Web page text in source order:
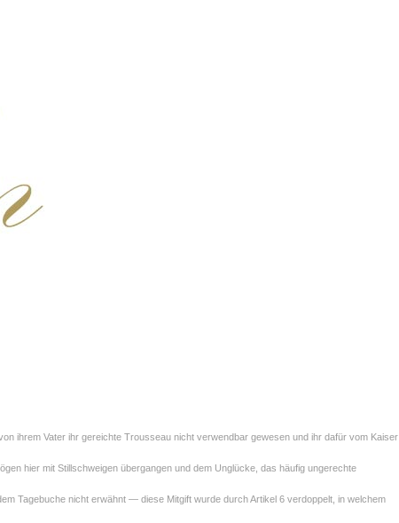
ihrem Vater ihr gereichte Trousseau nicht verwendbar gewesen und ihr dafür vom Kaiser
hier mit Stillschweigen übergangen und dem Unglücke, das häufig ungerechte
Tagebuche nicht erwähnt — diese Mitgift wurde durch Artikel 6 verdoppelt, in welchem